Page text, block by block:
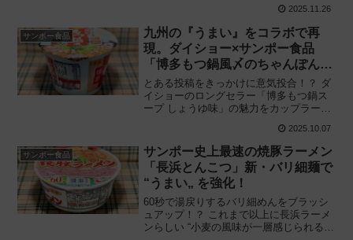
ル！ サンポー食品「焼豚ラーメン×丸幸
ラーメン」を食べてみた感想と評価・レ
ビューです。
2025.11.26
サンポー食品
九州の『うまい』をコラボで再
現。ダイショー×サンポー食品
「博多もつ鍋風〆のちゃんぽん」
待望の商品化！
とある投稿をきっかけに意気投合！？ ダ
イショーのロングセラー「博多もつ鍋ス
ープ しょうゆ味」の魅力をカップラーメ
イショー監修 博多もつ鍋風〆のちゃんぽ
ん」を食べてみた感想と評価・レビュー
です。
2025.10.07
サンポー食品
サンポー史上最速の焼豚ラーメン
「長浜とんこつ」新・バリ細麺で
“うまい„ を強化！
60秒で湯戻りするバリ細めんをブラッシ
ュアップ！？ これまで以上に長浜ラーメ
ンらしい “小麦の風味が一層感じられる極